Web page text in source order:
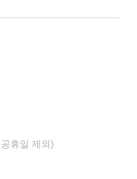
휴일 제외)